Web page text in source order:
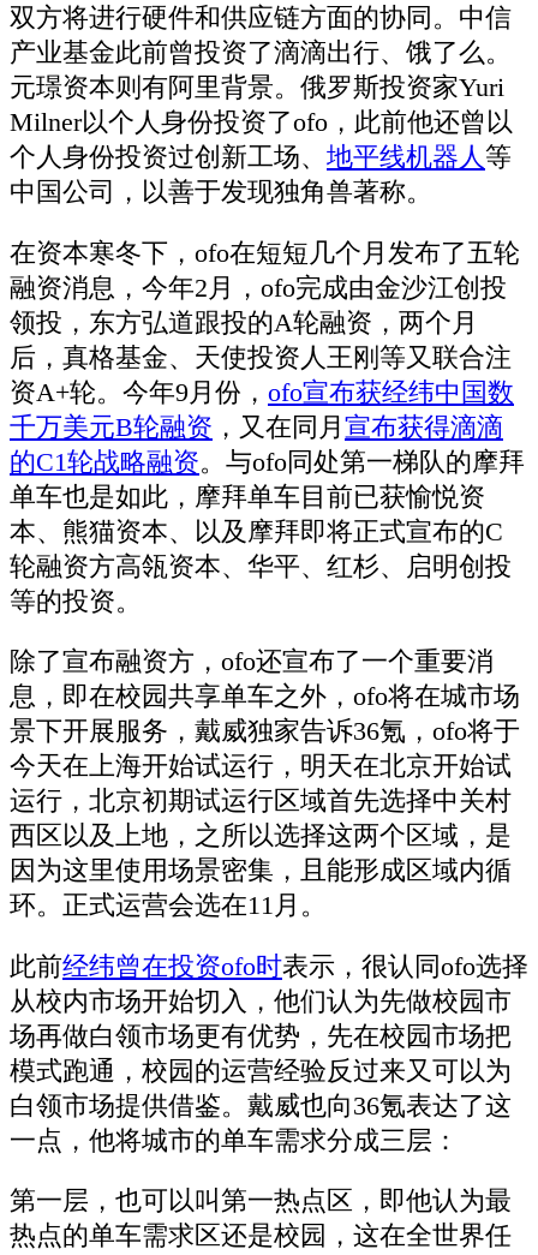
双方将进行硬件和供应链方面的协同。中信
产业基金此前曾投资了滴滴出行、饿了么。
元璟资本则有阿里背景。俄罗斯投资家Yuri
Milner以个人身份投资了ofo，此前他还曾以
个人身份投资过创新工场、 地平线机器人等
中国公司，以善于发现独角兽著称。
在资本寒冬下，ofo在短短几个月发布了五轮
融资消息，今年2月，ofo完成由金沙江创投
领投，东方弘道跟投的A轮融资，两个月
后，真格基金、天使投资人王刚等又联合注
资A+轮。今年9月份， ofo宣布获经纬中国数
千万美元B轮融资 ，又在同月 宣布获得滴滴
的C1轮战略融资。与ofo同处第一梯队的摩拜
单车也是如此，摩拜单车目前已获愉悦资
本、熊猫资本、以及摩拜即将正式宣布的C
轮融资方高瓴资本、华平、红杉、启明创投
等的投资。
除了宣布融资方，ofo还宣布了一个重要消
息，即在校园共享单车之外，ofo将在城市场
景下开展服务，戴威独家告诉36氪，ofo将于
今天在上海开始试运行，明天在北京开始试
运行，北京初期试运行区域首先选择中关村
西区以及上地，之所以选择这两个区域，是
因为这里使用场景密集，且能形成区域内循
环。正式运营会选在11月。
此前经纬曾在投资ofo时表示，很认同ofo选择
从校内市场开始切入，他们认为先做校园市
场再做白领市场更有优势，先在校园市场把
模式跑通，校园的运营经验反过来又可以为
白领市场提供借鉴。戴威也向36氪表达了这
一点，他将城市的单车需求分成三层：
第一层，也可以叫第一热点区，即他认为最
热点的单车需求区还是校园，这在全世界任